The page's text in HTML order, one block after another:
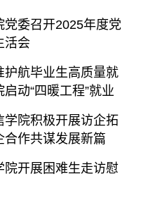
党委召开2025年度党
活会
护航毕业生高质量就
动“四暖工程”就业
学院积极开展访企拓
合作共谋发展新篇
院开展困难生走访慰